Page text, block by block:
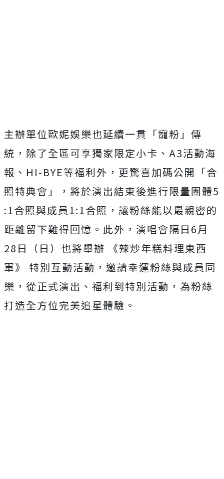
主辦單位歐妮娛樂也延續一貫「寵粉」傳
統， 除了全區可享獨家限定小卡、 A3活動海
報、 HI-BYE等福利外 ，更驚喜加碼公開「合
照特典會」，將於演出結束後進行限量團體5
:1合照與成員 1:1合照， 讓粉絲能以最親密的
距離留下難得回憶。此外，演唱會隔日 6月
28 日（日）也將舉辦 《辣炒年糕料理東西
軍》 特別互動活動，邀請幸運粉絲與成員同
樂，從正式演出、 福利到特別活動，為粉絲
打造全方位完美追星體驗。